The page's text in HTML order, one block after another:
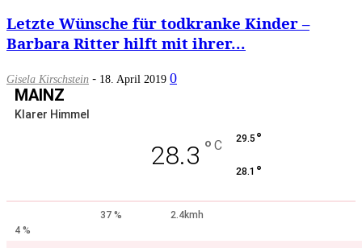
Letzte Wünsche für todkranke Kinder –
Barbara Ritter hilft mit ihrer...
Gisela Kirschstein - 18. April 2019 0
MAINZ
Klarer Himmel
28.3 ° C 29.5 °
28.1 °
37 %
2.4kmh
4 %